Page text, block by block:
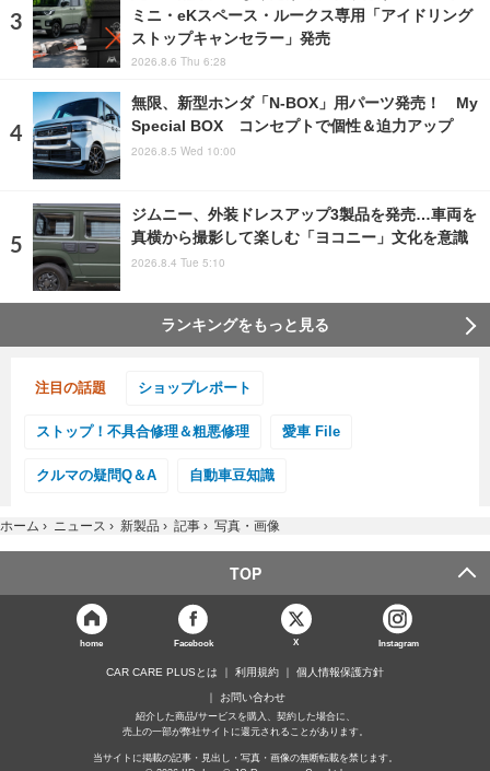
ミニ・eKスペース・ルークス専用「アイドリング
ストップキャンセラー」発売
2026.8.6 Thu 6:28
無限、新型ホンダ「N-BOX」用パーツ発売！ My
Special BOX コンセプトで個性＆迫力アップ
2026.8.5 Wed 10:00
ジムニー、外装ドレスアップ3製品を発売…車両を
真横から撮影して楽しむ「ヨコニー」文化を意識
2026.8.4 Tue 5:10
ランキングをもっと見る
注目の話題 ショップレポート
ストップ！不具合修理＆粗悪修理 愛車 File
クルマの疑問Q＆A 自動車豆知識
ホーム › ニュース › 新製品 › 記事 › 写真・画像
TOP
home Facebook X Instagram
CAR CARE PLUSとは 利用規約 個人情報保護方針
お問い合わせ
紹介した商品/サービスを購入、契約した場合に、
売上の一部が弊社サイトに還元されることがあります。
当サイトに掲載の記事・見出し・写真・画像の無断転載を禁じます。